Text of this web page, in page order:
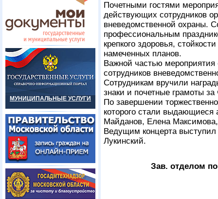
МУНИЦИПАЛЬНЫЕ УСЛУГИ
Почетными гостями
действующих сотрудников
вневедомственной охраны.
профессиональным
крепкого здоровья,
намеченных планов.
Важной частью мероприятия
сотрудников
Сотрудникам вручили
знаки и почетные грамоты
По завершении
которого стали выдающиеся
Майданов, Елена
Ведущим концерта
Лукинский.
Зав. отделом